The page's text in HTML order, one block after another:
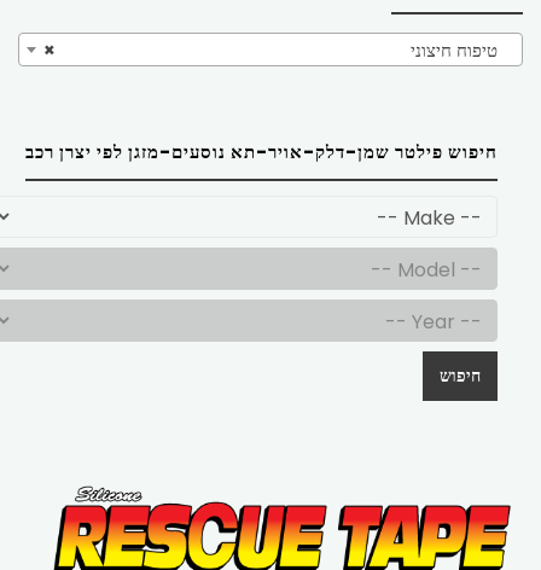
× טיפוח חיצוני
חיפוש פילטר שמן-דלק-אויר-תא נוסעים-מזגן לפי יצרן רכב
חיפוש